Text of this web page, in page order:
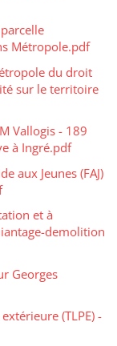
Métropole.pdf
du droit
sur le territoire
Vallogis - 189
à Ingré.pdf
aux Jeunes (FAJ)
et à
demolition
Georges
(TLPE) -